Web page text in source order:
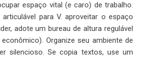
espaço vital (e caro) de trabalho.
para V. aproveitar o espaço
adote um bureau de altura regulável
Organize seu ambiente de
silencioso. Se copia textos, use um